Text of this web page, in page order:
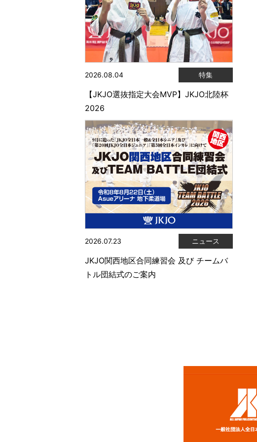
特集
2026.08.04
【JKJO選抜指定大会MVP】JKJO北陸杯
2026
ニュース
2026.07.23
JKJO関西地区合同練習会 及び チームバ
トル団結式のご案内